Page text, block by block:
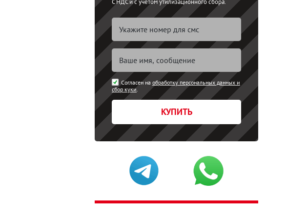
Согласен на обработку персональных данных и
сбор куки.
КУПИТЬ